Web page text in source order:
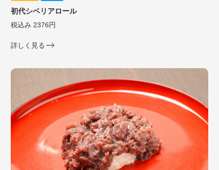
初代シベリアロール
税込み 2376円
詳しく見る